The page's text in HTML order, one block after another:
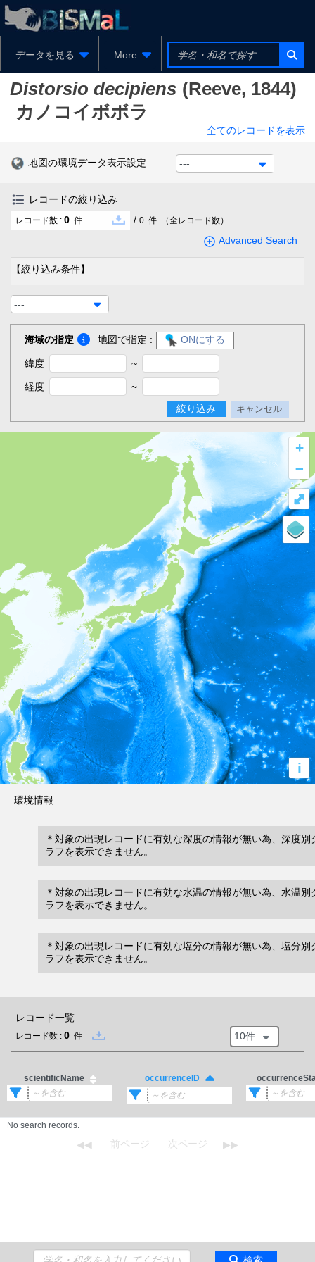
データを見る More
Distorsio decipiens (Reeve, 1844)
カノコイボボラ
全てのレコードを表示
地図の環境データ表示設定 ---
レコードの絞り込み
レコード数 : 0 件 / 0 件 （全レコード数）
Advanced Search
【絞り込み条件】
---
海域の指定 地図で指定 : ONにする
緯度 ~
経度
~
絞り込み
キャンセル
+
–
i
⤢
環境情報
＊対象の出現レコードに有効な深度の情報が無い為、深度別
ラフを表示できません。
＊対象の出現レコードに有効な水温の情報が無い為、水温別
ラフを表示できません。
＊対象の出現レコードに有効な塩分の情報が無い為、塩分別
ラフを表示できません。
レコード一覧
レコード数 : 0 件 10件
scientificName occurrenceID
No search records.